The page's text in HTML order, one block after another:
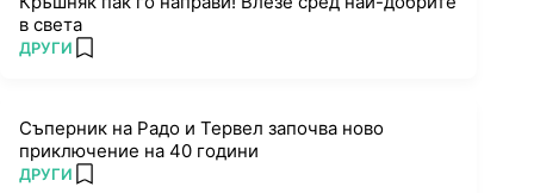
в света
ПОВЕЧЕ ОТ
ДРУГИ add favorites
Съперник на Радо и Тервел започва ново
приключение на 40 години
ПОВЕЧЕ ОТ
ДРУГИ add favorites